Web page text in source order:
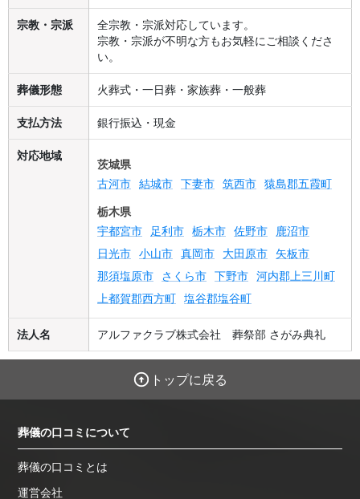
宗教・宗派
全宗教・宗派対応しています。
宗教・宗派が不明な方もお気軽にご相談くださ
い。
葬儀形態 火葬式・一日葬・家族葬・一般葬
支払方法 銀行振込・現金
対応地域
茨城県
古河市 結城市 下妻市 筑西市 猿島郡五霞町
栃木県
宇都宮市
足利市 栃木市 佐野市
鹿沼市
日光市 小山市 真岡市 大田原市 矢板市
那須塩原市 さくら市 下野市 河内郡上三川町
上都賀郡西方町 塩谷郡塩谷町
法人名 アルファクラブ株式会社 葬祭部 さがみ典礼
トップに戻る
葬儀の口コミについて
葬儀の口コミとは
運営会社